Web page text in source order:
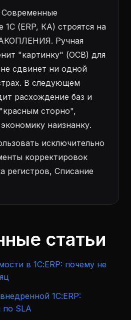
Современные
1С (ERP, КА) строятся на
Ручная
"картинку" (ОСВ) для
сдвинет ни одной
В следующем
расхождение баз и
сторно",
наизнанку.
исключительно
корректировок
регистров, Списание
статьи
в 1С:ERP: почему не
1С:ERP:
по SLA